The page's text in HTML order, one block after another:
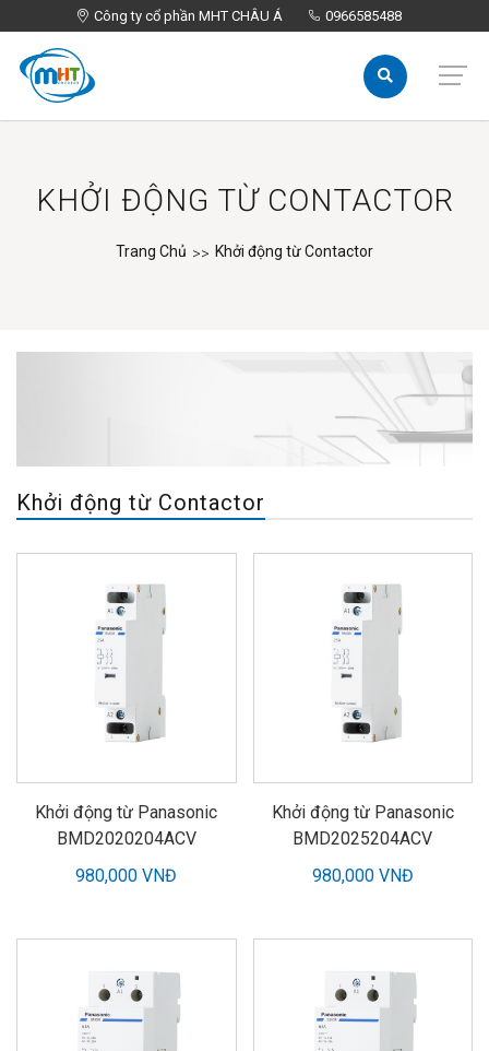
Công ty cổ phần MHT CHÂU Á 0966585488
Công ty cổ phần MHT CHÂU Á 0966585488
KHỞI ĐỘNG TỪ CONTACTOR
Trang Chủ Khởi động từ Contactor
Khởi động từ Contactor
Khởi động từ Panasonic
BMD2020204ACV
980,000 VNĐ
Khởi động từ Panasonic
BMD2025204ACV
980,000 VNĐ